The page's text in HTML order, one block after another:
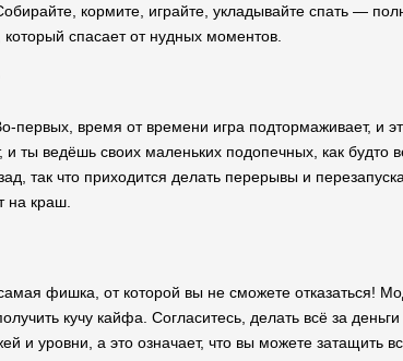
кормите, играйте, укладывайте спать —
спасает от нудных моментов.
время от времени игра подтормаживает, и
и ты ведёшь своих маленьких подопечных, как будто
так что приходится делать перерывы и
на краш.
фишка, от которой вы не сможете отказаться!
кучу кайфа. Согласитесь, делать всё за
и уровни, а это означает, что вы можете затащить